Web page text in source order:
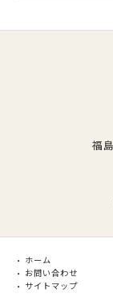
福
ホーム
お問い合わせ
サイトマップ